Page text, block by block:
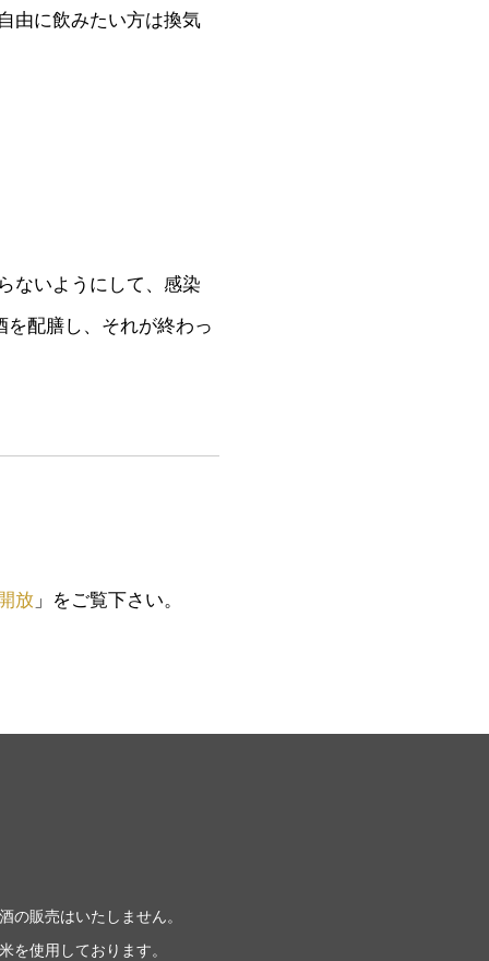
由に飲みたい方は換気
ないようにして、感染
配膳し、それが終わっ
放 」をご覧下さい。
販売はいたしません。
使用しております。